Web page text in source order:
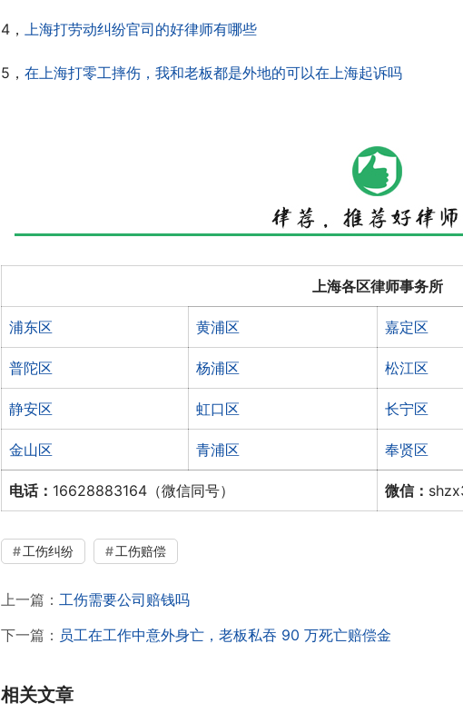
4， 上海打劳动纠纷官司的好律师有哪些
5， 在上海打零工摔伤，我和老板都是外地的可以在上海起诉吗
上海各区律师事务所
浦东区 黄浦区 嘉定区
普陀区 杨浦区 松江区
静安区 虹口区 长宁区
金山区 青浦区 奉贤区
电话： 16628883164（微信同号） 微信：
工伤纠纷 工伤赔偿
上一篇： 工伤需要公司赔钱吗
下一篇： 员工在工作中意外身亡，老板私吞 90 万死亡赔偿金
相关文章